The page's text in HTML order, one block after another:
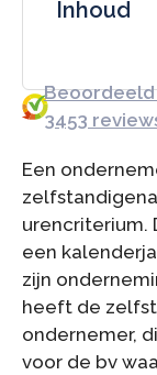
Inhoud
Beoordeeld
3453
Een
urencriterium.
een
zijn
heeft de
ondernemer,
voor de bv